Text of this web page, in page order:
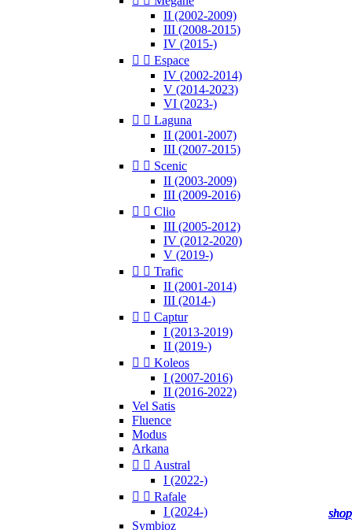
II (2002-2009)
III (2008-2015)
IV (2015-)
  Espace
IV (2002-2014)
V (2014-2023)
VI (2023-)
  Laguna
II (2001-2007)
III (2007-2015)
  Scenic
II (2003-2009)
III (2009-2016)
  Clio
III (2005-2012)
IV (2012-2020)
V (2019-)
  Trafic
II (2001-2014)
III (2014-)
  Captur
I (2013-2019)
II (2019-)
  Koleos
I (2007-2016)
II (2016-2022)
Vel Satis
Fluence
Modus
Arkana
  Austral
I (2022-)
  Rafale
I (2024-)
Symbioz